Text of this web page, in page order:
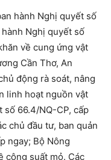
hành Nghị quyết số
Nghị quyết số
về cung ứng vật
Cần Thơ, An
động rà soát, nâng
linh hoạt nguồn vật
số 66.4/NQ-CP, cấp
chủ đầu tư, ban quản
ngay; Bộ Nông
công suất mỏ. Các